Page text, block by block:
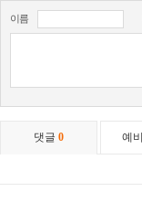
이름
댓글 0 예